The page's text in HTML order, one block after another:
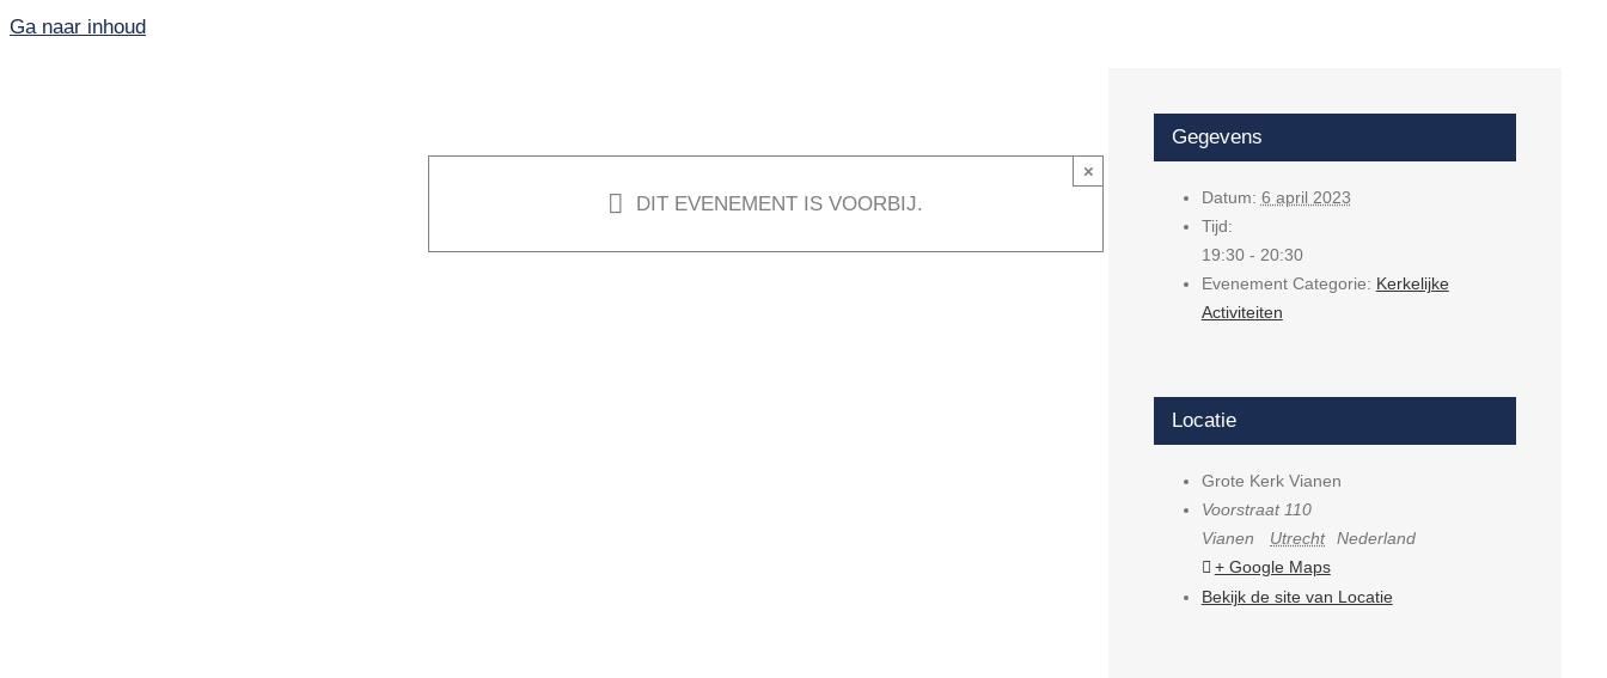
Ga naar inhoud
DIT EVENEMENT IS VOORBIJ.
×
Gegevens
Datum: 6 april 2023
Tijd:
19:30 - 20:30
Evenement Categorie: Kerkelijke
Activiteiten
Locatie
Grote Kerk Vianen
Voorstraat 110
Vianen
Utrecht
Nederland
+ Google Maps
Bekijk de site van Locatie